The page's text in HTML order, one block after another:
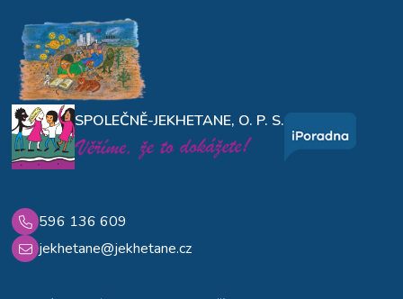
SPOLEČNĚ-JEKHETANE, O. P. S.
596 136 609
jekhetane@jekhetane.cz